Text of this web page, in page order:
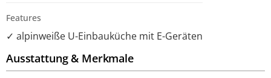
Features
✓ alpinweiße U-Einbauküche mit E-Geräten
Ausstattung & Merkmale